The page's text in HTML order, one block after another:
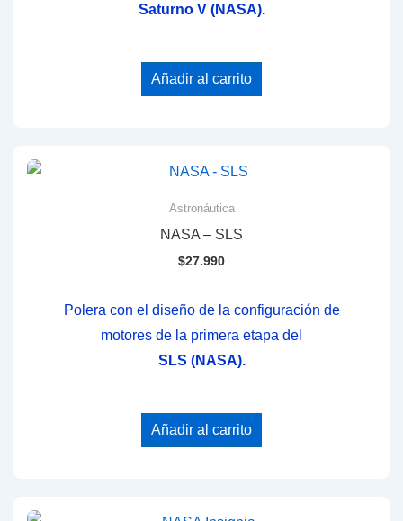
Saturno V (NASA).
Añadir al carrito
Astronáutica
NASA – SLS
$27.990
Polera con el diseño de la configuración de
motores de la primera etapa del
SLS (NASA).
Añadir al carrito